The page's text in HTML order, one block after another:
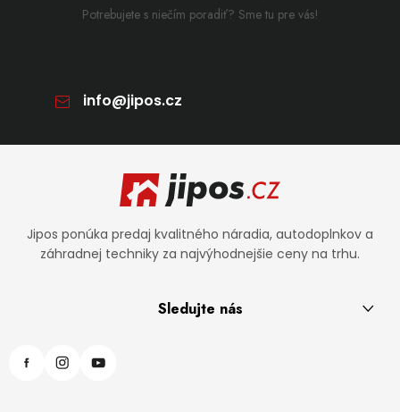
Potrebujete s niečím poradiť? Sme tu pre vás!
info@jipos.cz
Jipos ponúka predaj kvalitného náradia, autodoplnkov a
záhradnej techniky za najvýhodnejšie ceny na trhu.
Sledujte nás